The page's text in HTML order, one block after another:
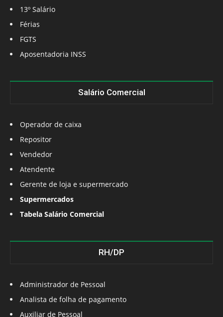
13º Salário
Férias
FGTS
Aposentadoria INSS
Salário Comercial
Operador de caixa
Repositor
Vendedor
Atendente
Gerente de loja e supermercado
Supermercados
Tabela Salário Comercial
RH/DP
Administrador de Pessoal
Analista de folha de pagamento
Auxiliar de Pessoal